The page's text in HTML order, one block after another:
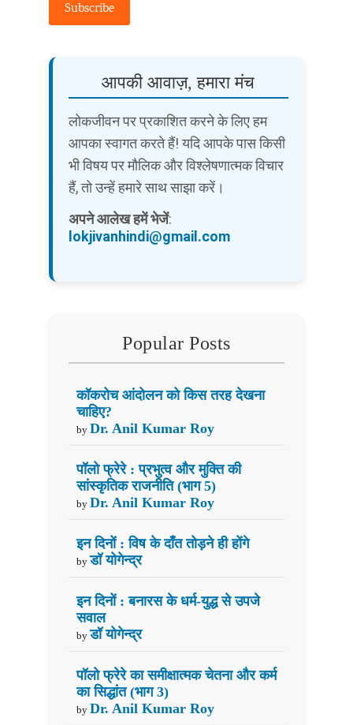
Subscribe
आपकी आवाज़, हमारा मंच
लोकजीवन पर प्रकाशित करने के लिए हम
आपका स्वागत करते हैं! यदि आपके पास किसी
भी विषय पर मौलिक और विश्लेषणात्मक विचार
हैं, तो उन्हें हमारे साथ साझा करें।
अपने आलेख हमें भेजें:
lokjivanhindi@gmail.com
Popular Posts
कॉकरोच आंदोलन को किस तरह देखना
चाहिए?
by Dr. Anil Kumar Roy
पॉलो फ्रेरे : प्रभुत्व और मुक्ति की
सांस्कृतिक राजनीति (भाग 5)
by Dr. Anil Kumar Roy
इन दिनों : विष के दाँत तोड़ने ही होंगे
by डॉ योगेन्द्र
इन दिनों : बनारस के धर्म-युद्ध से उपजे
सवाल
by डॉ योगेन्द्र
पॉलो फ्रेरे का समीक्षात्मक चेतना और कर्म
का सिद्धांत (भाग 3)
by Dr. Anil Kumar Roy